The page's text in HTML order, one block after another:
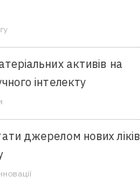
активів на
інтелекту
джерелом нових ліків